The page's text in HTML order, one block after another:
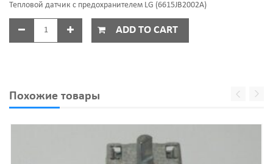
Тепловой датчик с предохранителем LG (6615JB2002A)
ADD TO CART
Похожие товары